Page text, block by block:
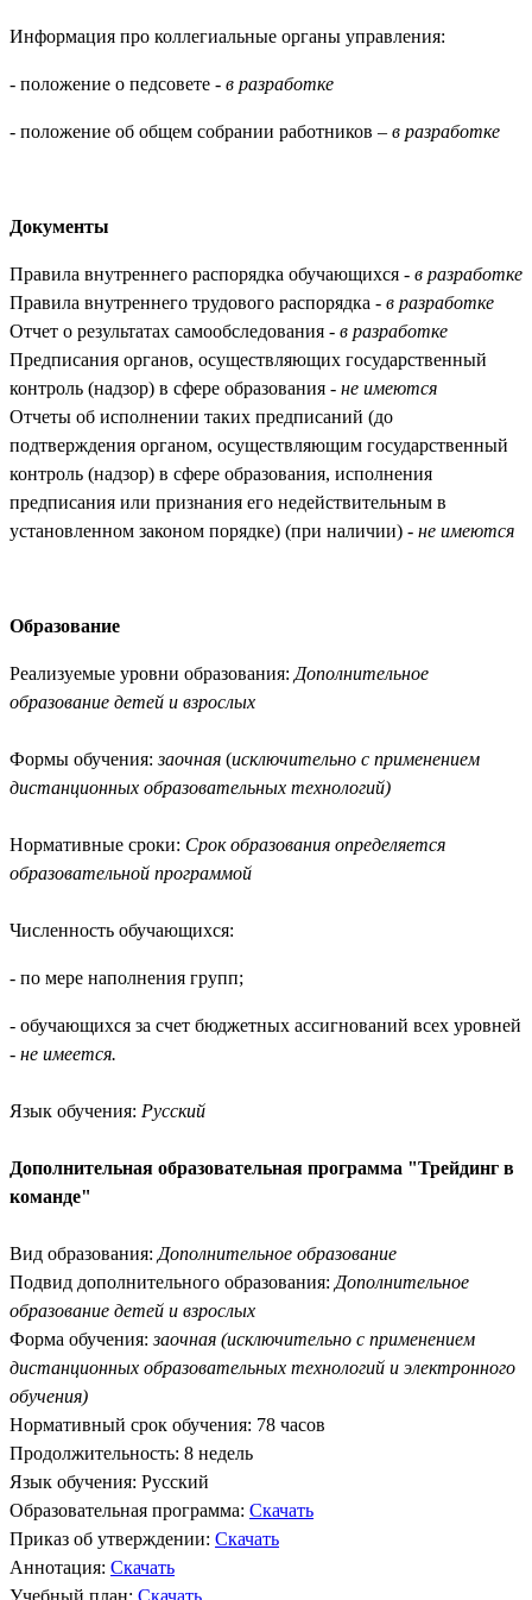
Информация про коллегиальные органы управления:
- положение о педсовете - в разработке
- положение об общем собрании работников – в разработке
Документы
Правила внутреннего распорядка обучающихся - в разработке
Правила внутреннего трудового распорядка - в разработке
Отчет о результатах самообследования - в разработке
Предписания органов, осуществляющих государственный
контроль (надзор) в сфере образования - не имеются
Отчеты об исполнении таких предписаний (до
подтверждения органом, осуществляющим государственный
контроль (надзор) в сфере образования, исполнения
предписания или признания его недействительным в
установленном законом порядке) (при наличии) - не имеются
Образование
Реализуемые уровни образования: Дополнительное
образование детей и взрослых
Формы обучения:заочная (исключительно с применением
дистанционных образовательных технологий)
Нормативные сроки: Срок образования определяется
образовательной программой
Численность обучающихся:
- по мере наполнения групп;
- обучающихся за счет бюджетных ассигнований всех уровней
- не имеется.
Язык обучения: Русский
Дополнительная образовательная программа "Трейдинг в
команде"
Вид образования: Дополнительное образование
Подвид дополнительного образования: Дополнительное
образование детей и взрослых
Форма обучения:заочная (исключительно с применением
дистанционных образовательных технологий и электронного
обучения)
Нормативный срок обучения: 78 часов
Продолжительность: 8 недель
Язык обучения: Русский
Образовательная программа: Скачать
Приказ об утверждении: Скачать
Аннотация: Скачать
Учебный план: Скачать